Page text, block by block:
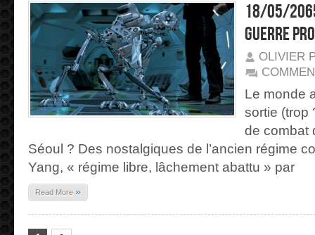
18/05/
guerre
OLIVIER
Le monde
sortie (trop
de combat
Séoul ? Des nostalgiques de l’ancien régime
Yang, « régime libre, lâchement abattu » par
Read More »